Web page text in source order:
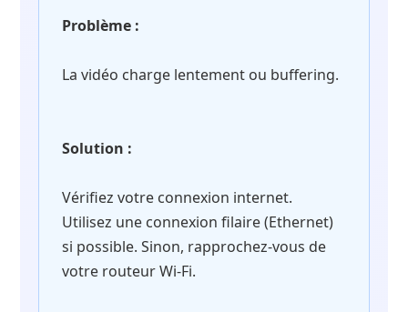
Problème :
La vidéo charge lentement ou buffering.
Solution :
Vérifiez votre connexion internet.
Utilisez une connexion filaire (Ethernet)
si possible. Sinon, rapprochez-vous de
votre routeur Wi-Fi.